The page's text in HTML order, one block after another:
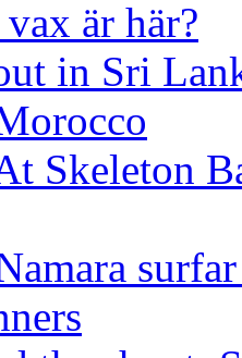
är här?
in Sri
Skeleton